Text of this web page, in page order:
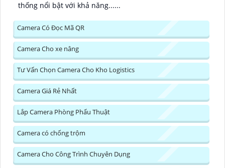
thống nổi bật với khả năng......
Camera Có Đọc Mã QR
Camera Cho xe nâng
Tư Vấn Chọn Camera Cho Kho Logistics
Camera Giá Rẻ Nhất
Lắp Camera Phòng Phẩu Thuật
Camera có chống trộm
Camera Cho Công Trình Chuyên Dụng